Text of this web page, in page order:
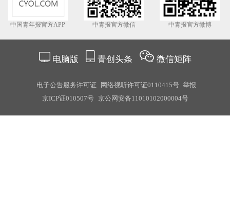
中国青年报官方APP 中青报官方微信 中青报官方微博
电脑版 青创头条 微信矩阵
电子公告服务许可证 网络视听许可证0110415号 举报
京ICP证010507号 京公网安备11010102000004号